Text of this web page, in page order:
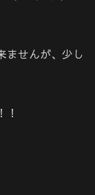
ませんが、少し